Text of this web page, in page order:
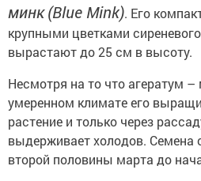
минк(Blue Mink). Его
крупными цветками
вырастают до 25 см в высоту.
Несмотря на то что агератум
умеренном климате его
растение и только через
выдерживает холодов. Семена
второй половины марта до